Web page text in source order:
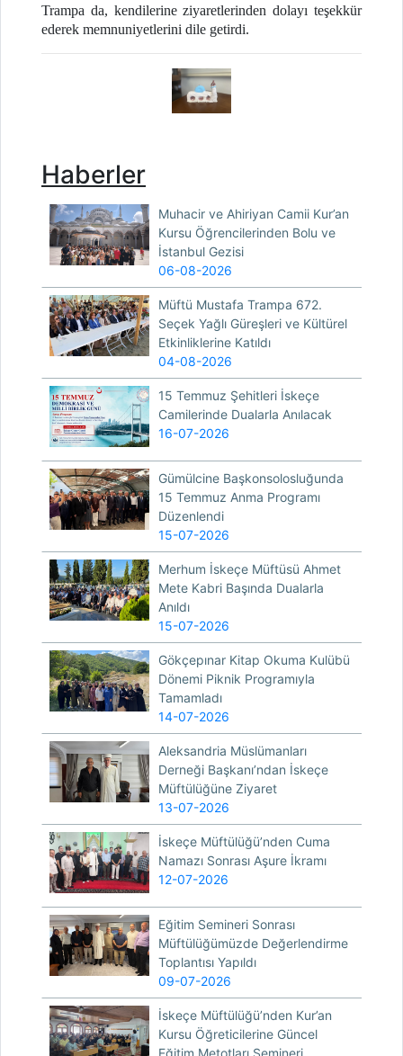
Trampa da, kendilerine ziyaretlerinden dolayı teşekkür
ederek memnuniyetlerini dile getirdi.
Haberler
Muhacir ve Ahiriyan Camii Kur’an
Kursu Öğrencilerinden Bolu ve
İstanbul Gezisi
06-08-2026
Müftü Mustafa Trampa 672.
Seçek Yağlı Güreşleri ve Kültürel
Etkinliklerine Katıldı
04-08-2026
15 Temmuz Şehitleri İskeçe
Camilerinde Dualarla Anılacak
16-07-2026
Gümülcine Başkonsolosluğunda
15 Temmuz Anma Programı
Düzenlendi
15-07-2026
Merhum İskeçe Müftüsü Ahmet
Mete Kabri Başında Dualarla
Anıldı
15-07-2026
Gökçepınar Kitap Okuma Kulübü
Dönemi Piknik Programıyla
Tamamladı
14-07-2026
Aleksandria Müslümanları
Derneği Başkanı’ndan İskeçe
Müftülüğüne Ziyaret
13-07-2026
İskeçe Müftülüğü’nden Cuma
Namazı Sonrası Aşure İkramı
12-07-2026
Eğitim Semineri Sonrası
Müftülüğümüzde Değerlendirme
Toplantısı Yapıldı
09-07-2026
İskeçe Müftülüğü’nden Kur’an
Kursu Öğreticilerine Güncel
Eğitim Metotları Semineri